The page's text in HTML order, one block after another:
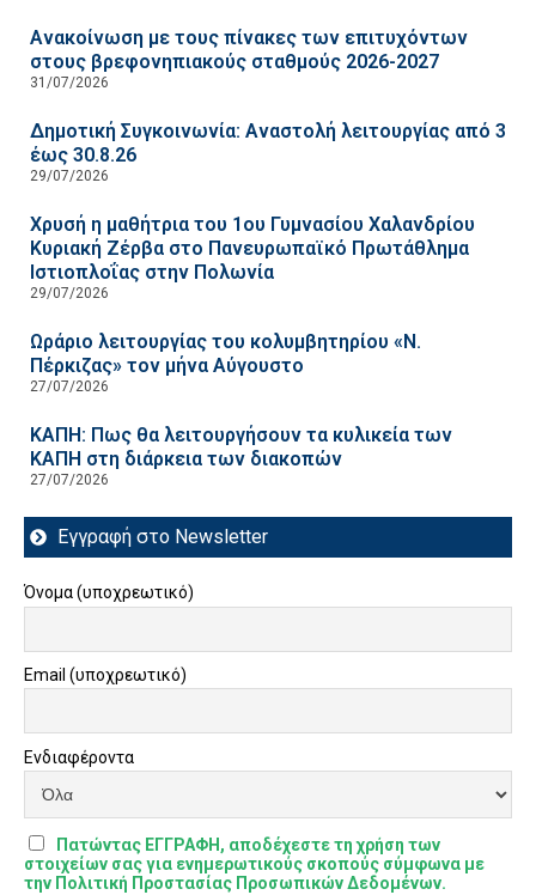
Ανακοίνωση με τους πίνακες των επιτυχόντων
στους βρεφονηπιακούς σταθμούς 2026-2027
31/07/2026
Δημοτική Συγκοινωνία: Αναστολή λειτουργίας από 3
έως 30.8.26
29/07/2026
Χρυσή η μαθήτρια του 1ου Γυμνασίου Χαλανδρίου
Κυριακή Ζέρβα στο Πανευρωπαϊκό Πρωτάθλημα
Ιστιοπλοΐας στην Πολωνία
29/07/2026
Ωράριο λειτουργίας του κολυμβητηρίου «Ν.
Πέρκιζας» τον μήνα Αύγουστο
27/07/2026
ΚΑΠΗ: Πως θα λειτουργήσουν τα κυλικεία των
ΚΑΠΗ στη διάρκεια των διακοπών
27/07/2026
Εγγραφή στο Newsletter
Όνομα (υποχρεωτικό)
Email (υποχρεωτικό)
Ενδιαφέροντα
Πατώντας ΕΓΓΡΑΦΗ, αποδέχεστε τη χρήση των
στοιχείων σας για ενημερωτικούς σκοπούς σύμφωνα με
την Πολιτική Προστασίας Προσωπικών Δεδομένων.